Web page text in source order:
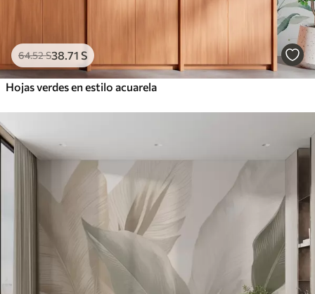
64.52S38 .71 S
Hojas verdes en estilo acuarela